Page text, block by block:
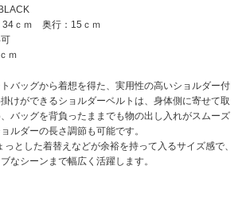
ｃｍ 奥行：15ｃｍ
ｍ
バッグから着想を得た、実用性の高いショルダー付
けができるショルダーベルトは、身体側に寄せて取
バッグを背負ったままでも物の出し入れがスムーズ
ルダーの長さ調節も可能です。
とした着替えなどが余裕を持って入るサイズ感で、
なシーンまで幅広く活躍します。